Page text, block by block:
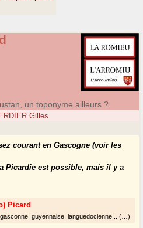
un toponyme ailleurs ?
Gilles
courant en Gascogne (voir les
Picardie est possible, mais il y a
Picard
guyennaise, languedocienne... (…)